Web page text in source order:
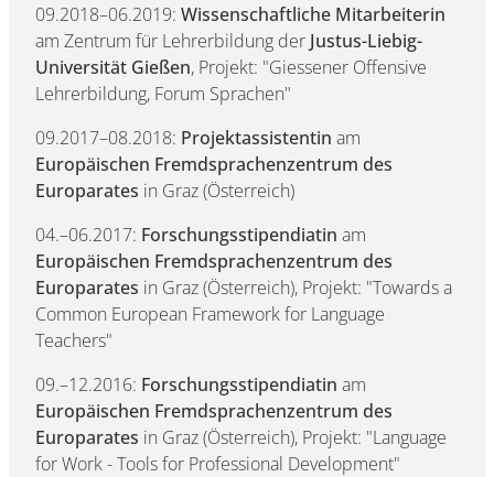
09.2018–06.2019: Wissenschaftliche Mitarbeiterin
am Zentrum für Lehrerbildung der Justus-Liebig-
Universität Gießen, Projekt: "Giessener Offensive
Lehrerbildung, Forum Sprachen"
09.2017–08.2018: Projektassistentin am
Europäischen Fremdsprachenzentrum des
Europarates in Graz (Österreich)
04.–06.2017: Forschungsstipendiatin am
Europäischen Fremdsprachenzentrum des
Europarates in Graz (Österreich), Projekt: "Towards a
Common European Framework for Language
Teachers"
09.–12.2016: Forschungsstipendiatin am
Europäischen Fremdsprachenzentrum des
Europarates in Graz (Österreich), Projekt: "Language
for Work - Tools for Professional Development"